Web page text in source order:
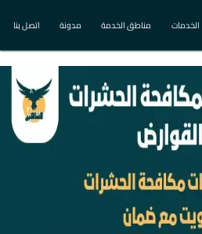
الخدمات مناطق الخدمة مدونة اتصل بنا